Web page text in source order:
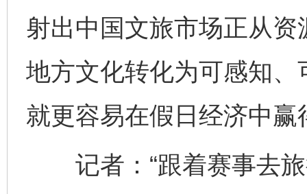
射出中国文旅市场正从
地方文化转化为可感知
就更容易在假日经济中赢
记者：“跟着赛事去旅